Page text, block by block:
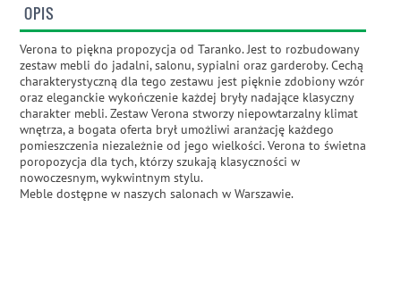
OPIS
Verona to piękna propozycja od Taranko. Jest to rozbudowany
zestaw mebli do jadalni, salonu, sypialni oraz garderoby. Cechą
charakterystyczną dla tego zestawu jest pięknie zdobiony wzór
oraz eleganckie wykończenie każdej bryły nadające klasyczny
charakter mebli. Zestaw Verona stworzy niepowtarzalny klimat
wnętrza, a bogata oferta brył umożliwi aranżację każdego
pomieszczenia niezależnie od jego wielkości. Verona to świetna
poropozycja dla tych, którzy szukają klasyczności w
nowoczesnym, wykwintnym stylu.
Meble dostępne w naszych salonach w Warszawie.